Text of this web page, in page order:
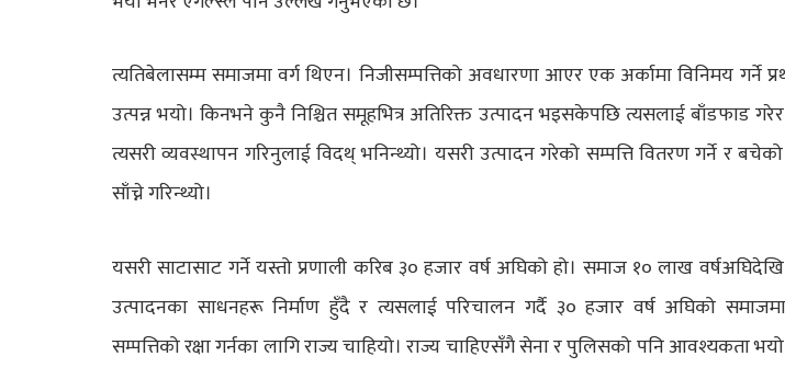
त्यतिबेलासम्म समाजमा वर्ग थिएन। निजीसम्पत्तिको अवधारणा आएर एक अर्कामा विनिमय गर्ने
उत्पन्न भयो। किनभने कुनै निश्चित समूहभित्र अतिरिक्त उत्पादन भइसकेपछि त्यसलाई बाँडफाड गरेर
त्यसरी व्यवस्थापन गरिनुलाई विदथ् भनिन्थ्यो। यसरी उत्पादन गरेको सम्पत्ति वितरण गर्ने र
साँच्ने गरिन्थ्यो।
यसरी साटासाट गर्ने यस्तो प्रणाली करिब ३० हजार वर्ष अघिको हो। समाज १० लाख वर्षअघिदेखि
उत्पादनका साधनहरू निर्माण हुँदै र त्यसलाई परिचालन गर्दै ३० हजार वर्ष अघिको
सम्पत्तिको रक्षा गर्नका लागि राज्य चाहियो। राज्य चाहिएसँगै सेना र पुलिसको पनि आवश्यकता